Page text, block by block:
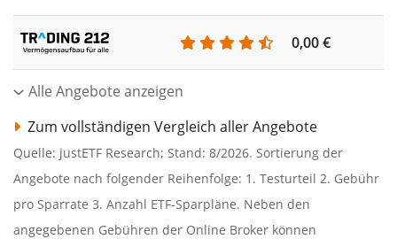
0,00 €
Alle Angebote anzeigen
Zum vollständigen Vergleich aller Angebote
Quelle: justETF Research; Stand: 8/2026. Sortierung der
Angebote nach folgender Reihenfolge: 1. Testurteil 2. Gebühr
pro Sparrate 3. Anzahl ETF-Sparpläne. Neben den
angegebenen Gebühren der Online Broker können